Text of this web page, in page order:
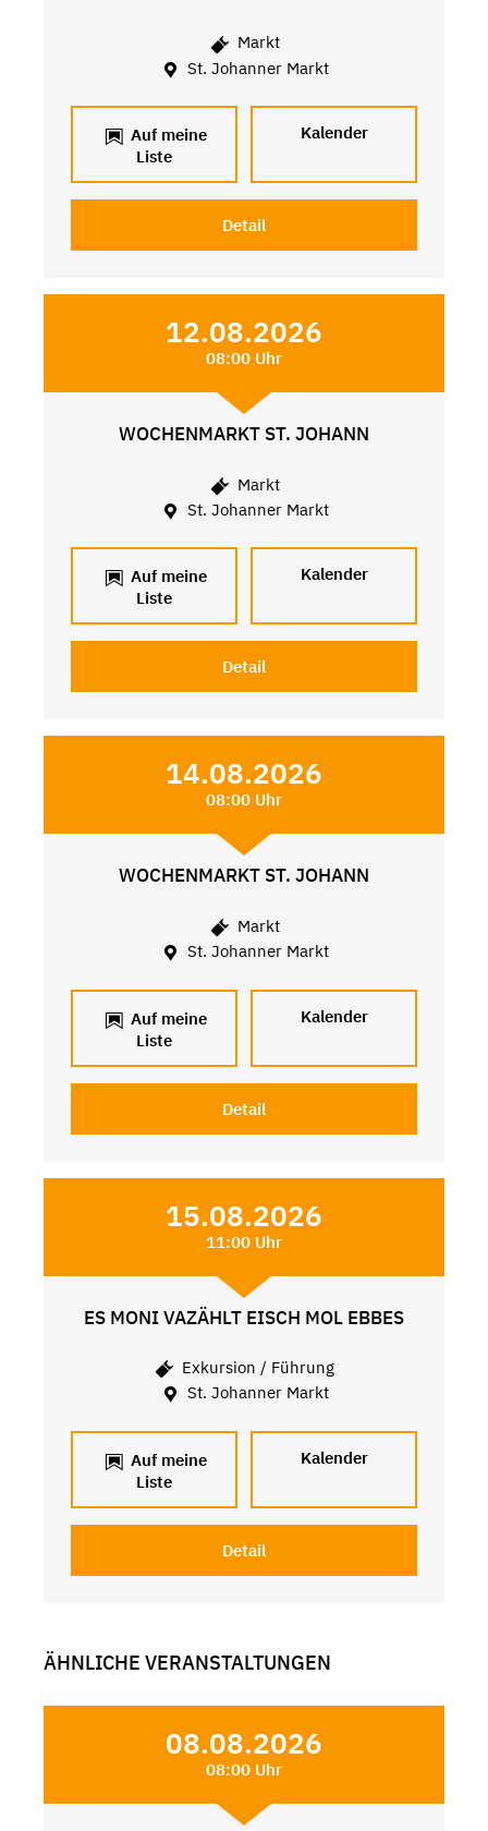
Markt
St. Johanner Markt
Auf meine
Liste
Kalender
Detail
12.08.2026
08:00 Uhr
WOCHENMARKT ST. JOHANN
Markt
St. Johanner Markt
Auf meine
Liste
Kalender
Detail
14.08.2026
08:00 Uhr
WOCHENMARKT ST. JOHANN
Markt
St. Johanner Markt
Auf meine
Liste
Kalender
Detail
15.08.2026
11:00 Uhr
ES MONI VAZÄHLT EISCH MOL EBBES
Exkursion / Führung
St. Johanner Markt
Auf meine
Liste
Kalender
Detail
ÄHNLICHE VERANSTALTUNGEN
08.08.2026
08:00 Uhr